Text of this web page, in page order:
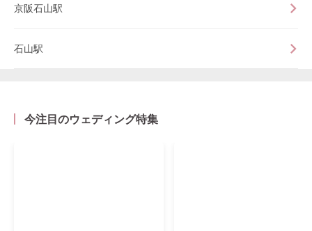
京阪石山駅
石山駅
今注目のウェディング特集